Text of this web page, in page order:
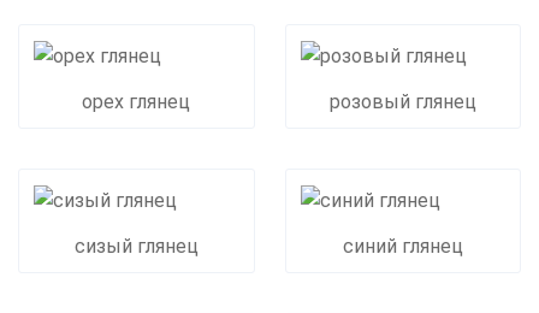
орех глянец розовый глянец
сизый глянец синий глянец